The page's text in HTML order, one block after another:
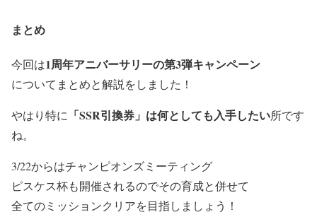
まとめ
今回は1周年アニバーサリーの第3弾キャンペーン
についてまとめと解説をしました！
やはり特に 「SSR引換券」は何としても入手したい所です
ね。
3/22からはチャンピオンズミーティング
ピスケス杯も開催されるのでその育成と併せて
全てのミッションクリアを目指しましょう！